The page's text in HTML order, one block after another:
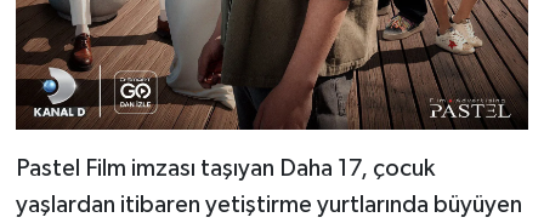
Pastel Film imzası taşıyan Daha 17, çocuk
yaşlardan itibaren yetiştirme yurtlarında büyüyen